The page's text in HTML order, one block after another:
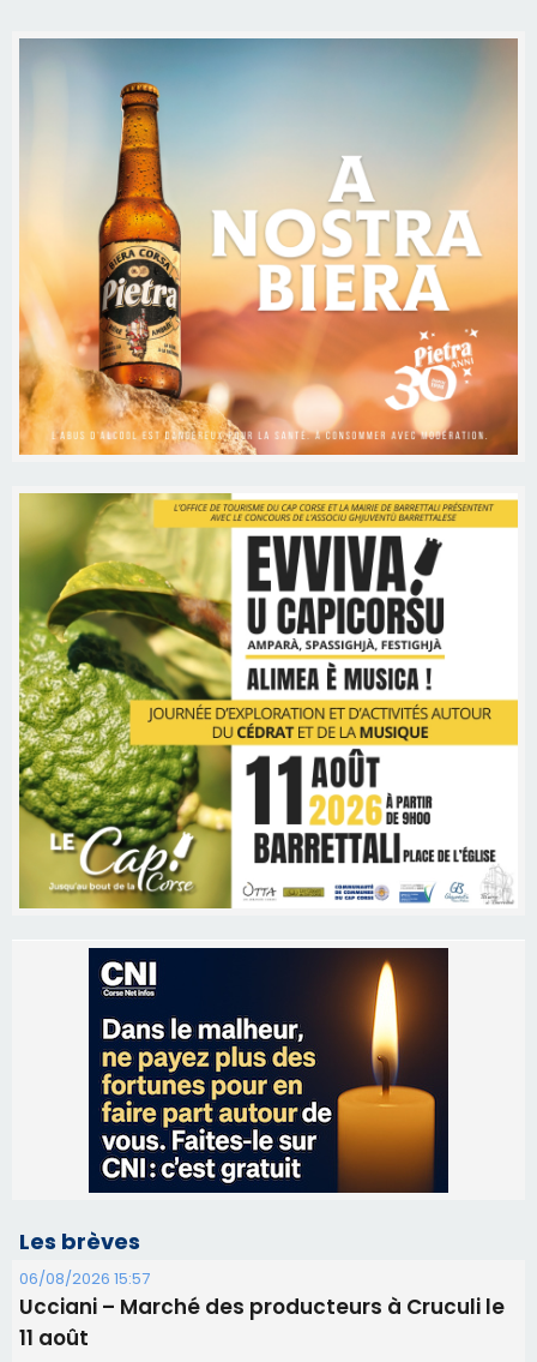
Les brèves
06/08/2026 15:57
Ucciani – Marché des producteurs à Cruculi le
06/08/2026 15:25
Corte – L’association A Nuciola organise une
06/08/2026 15:04
Alata - Soirée Tango Argentin au stade de San
Benedetto